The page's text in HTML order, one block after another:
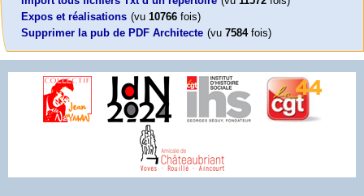
Expos et réalisations (vu 10766 fois)
Supprimer la pub de PDF Architecte (vu 7584fois)